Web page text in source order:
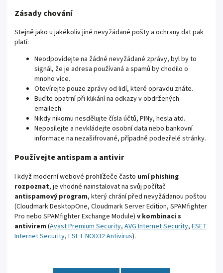
Zásady chování
Stejně jako u jakékoliv jiné nevyžádané pošty a ochrany dat pak
platí:
Neodpovídejte na žádné nevyžádané zprávy, byl by to
signál, že je adresa používaná a spamů by chodilo o
mnoho více.
Otevírejte pouze zprávy od lidí, které opravdu znáte.
Buďte opatrní při klikání na odkazy v obdržených
emailech.
Nikdy nikomu nesdělujte čísla účtů, PINy, hesla atd.
Neposílejte a nevkládejte osobní data nebo bankovní
informace na nezašifrované, případně podezřelé stránky.
Používejte antispam a antivir
I když moderní webové prohlížeče často umí phishing
rozpoznat, je vhodné nainstalovat na svůj počítač
antispamový program, který chrání před nevyžádanou poštou
(Cloudmark DesktopOne, Cloudmark Server Edition, SPAMfighter
Pro nebo SPAMfighter Exchange Module) v kombinaci s
antivirem (Avast Premium Security, AVG Internet Security, ESET
Internet Security, ESET NOD32 Antivirus).